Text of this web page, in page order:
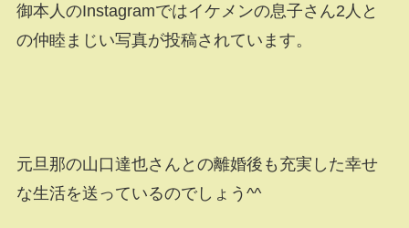
御本人のInstagramではイケメンの息子さん2人と
の仲睦まじい写真が投稿されています。
元旦那の山口達也さんとの離婚後も充実した幸せ
な生活を送っているのでしょう^^